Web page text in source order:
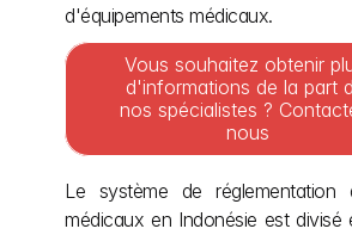
d'équipements médicaux.
Vous souhaitez obtenir
d'informations de la part
nos spécialistes ?
nous
Le système de réglementation
médicaux en Indonésie est divisé